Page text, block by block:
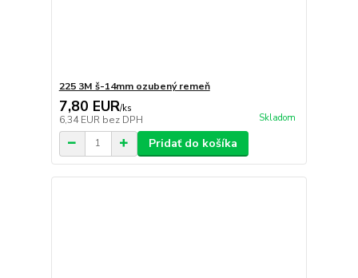
225 3M š-14mm ozubený remeň
7,80 EUR/ks
6,34 EUR bez DPH Skladom
Pridať do košíka